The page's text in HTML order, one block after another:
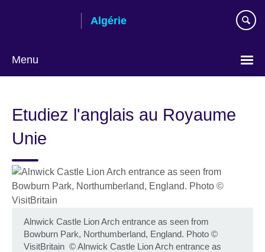
Algérie
Menu
language
Etudiez l'anglais au Royaume
Unie
Alnwick Castle Lion Arch entrance as seen from
Bowburn Park, Northumberland, England. Photo ©
VisitBritain ©Alnwick Castle Lion Arch entrance as